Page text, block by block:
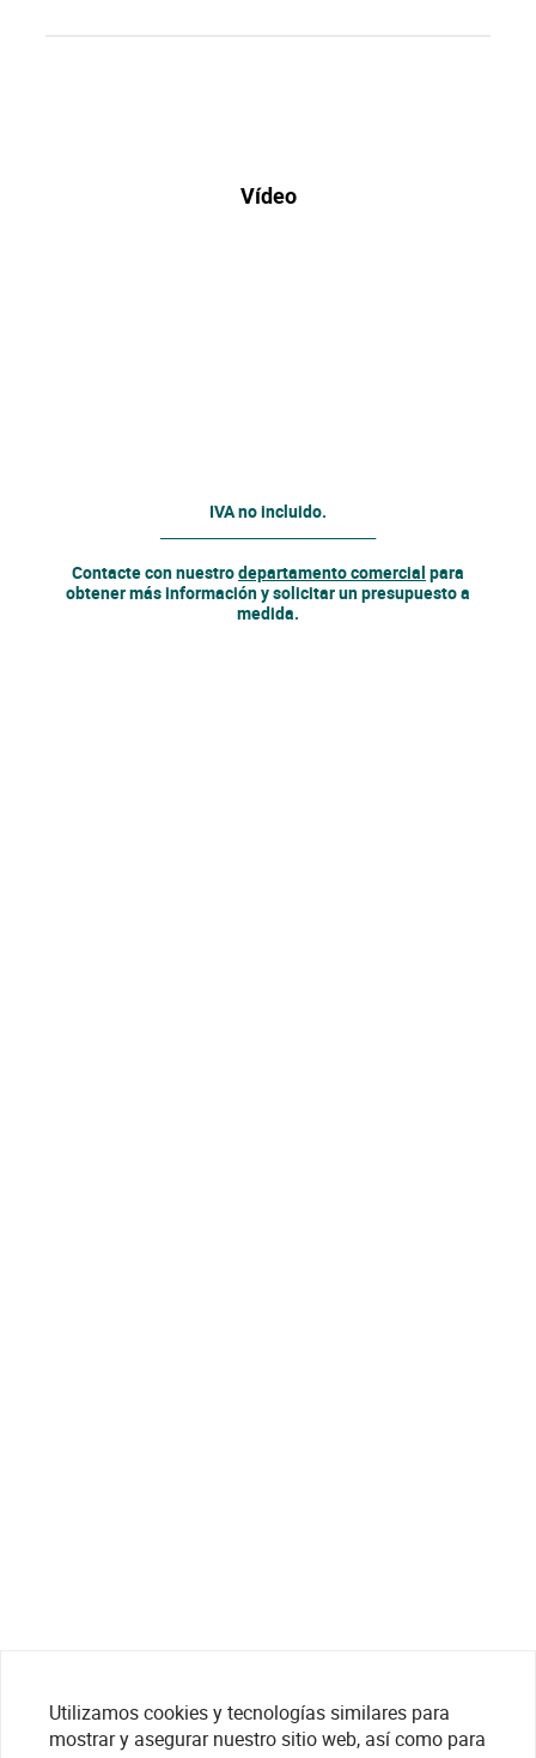
Vídeo
IVA no incluido.
Contacte con nuestrodepartamento comercial para
obtener más información y solicitar un presupuesto a
medida.
Utilizamos cookies y tecnologías similares para
mostrar y asegurar nuestro sitio web, así como para